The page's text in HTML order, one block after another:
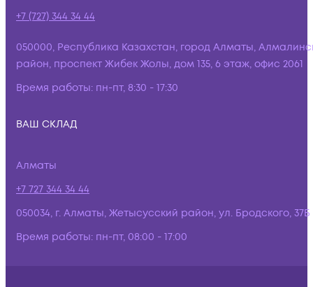
+7 (727) 344 34 44
050000, Республика Казахстан, город Алматы,
район, проспект Жибек Жолы, дом 135, 6 этаж, офис 2061
Время работы: пн-пт, 8:30 - 17:30
ВАШ СКЛАД
Алматы
+7 727 344 34 44
050034, г. Алматы, Жетысусский район, ул. Бродского, 37Б
Время работы: пн-пт, 08:00 - 17:00